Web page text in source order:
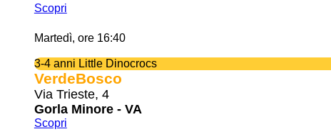
Scopri
Martedì, ore 16:40
3-4 anni Little Dinocrocs
VerdeBosco
Via Trieste, 4
Gorla Minore - VA
Scopri